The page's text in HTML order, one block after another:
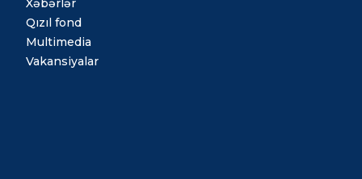
Xəbərlər
Qızıl fond
Multimedia
Vakansiyalar